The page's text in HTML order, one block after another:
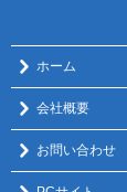
ホーム
会社概要
お問い合わせ